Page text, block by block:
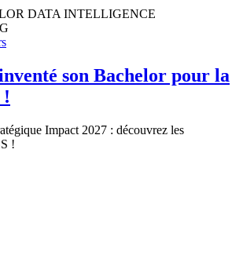
son Bachelor pour la
!
Impact 2027 : découvrez les
!